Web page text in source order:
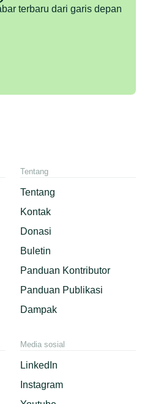
terbaru dari garis depan
Tentang
Tentang
Kontak
Donasi
Buletin
Panduan Kontributor
Panduan Publikasi
Dampak
Media sosial
LinkedIn
Instagram